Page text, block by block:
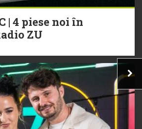
| 4 piese noi în
ZU